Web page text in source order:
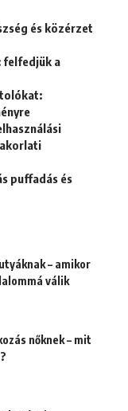
és közérzet
felfedjük a
puffadás és
– amikor
válik
nőknek – mit